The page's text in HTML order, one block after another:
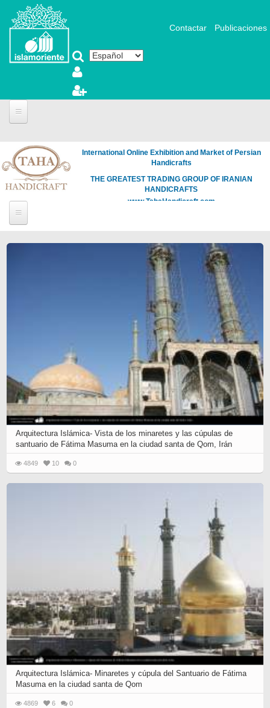
Pasar al contenido principal
Contactar Publicaciones
International Online Exhibition and Market of Persian
Handicrafts
THE GREATEST TRADING GROUP OF IRANIAN
HANDICRAFTS
www.TahaHandicraft.com
Arquitectura Islámica- Vista de los minaretes y las cúpulas de
santuario de Fátima Masuma en la ciudad santa de Qom, Irán
4849 10 0
Arquitectura Islámica- Minaretes y cúpula del Santuario de Fátima
Masuma en la ciudad santa de Qom
4869 6 0